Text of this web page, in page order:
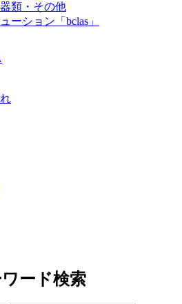
類・その他
ーション「bclas」
ード検索